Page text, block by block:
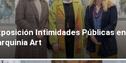
Intimidades Públicas en
Art